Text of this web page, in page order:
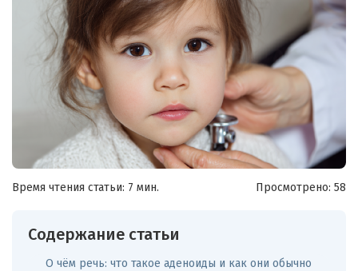
Время чтения статьи: 7 мин. Просмотрено: 58
Содержание статьи
О чём речь: что такое аденоиды и как они обычно
Я согласен наобработку моих персональных данных